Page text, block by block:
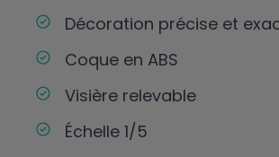
Décoration précise et
Coque en ABS
Visière relevable
Échelle 1/5